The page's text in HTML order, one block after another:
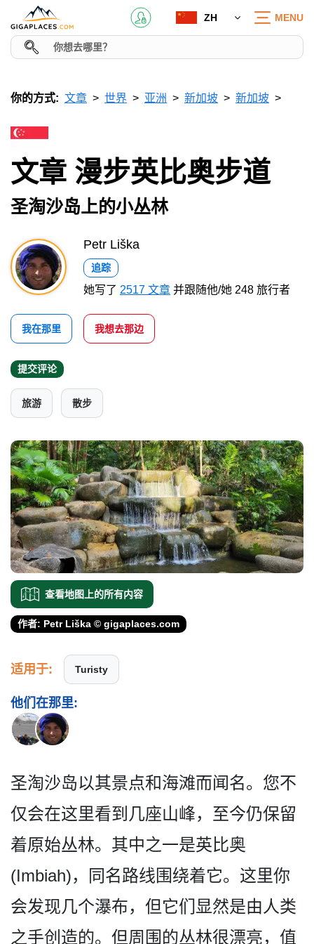
ZH MENU
你的方式: 文章 世界 亚洲 新加坡 新加坡
文章 漫步英比奥步道
圣淘沙岛上的小丛林
Petr Liška
追踪
她写了 2517 文章 并跟随他/她 248 旅行者
我在那里 我想去那边
提交评论
旅游 散步
查看地图上的所有内容
作者: Petr Liška © gigaplaces.com
适用于: Turisty
他们在那里:
圣淘沙岛以其景点和海滩而闻­名。您不
仅会在这里看到几座山峰，至今仍保留
着原始­丛林。其中之一是英比奥
(Imbiah)，同名路线围绕着它­。这里你
会发现几个瀑布，但它们显然是由人类
之手创­造的。但周围的丛林很漂亮，值